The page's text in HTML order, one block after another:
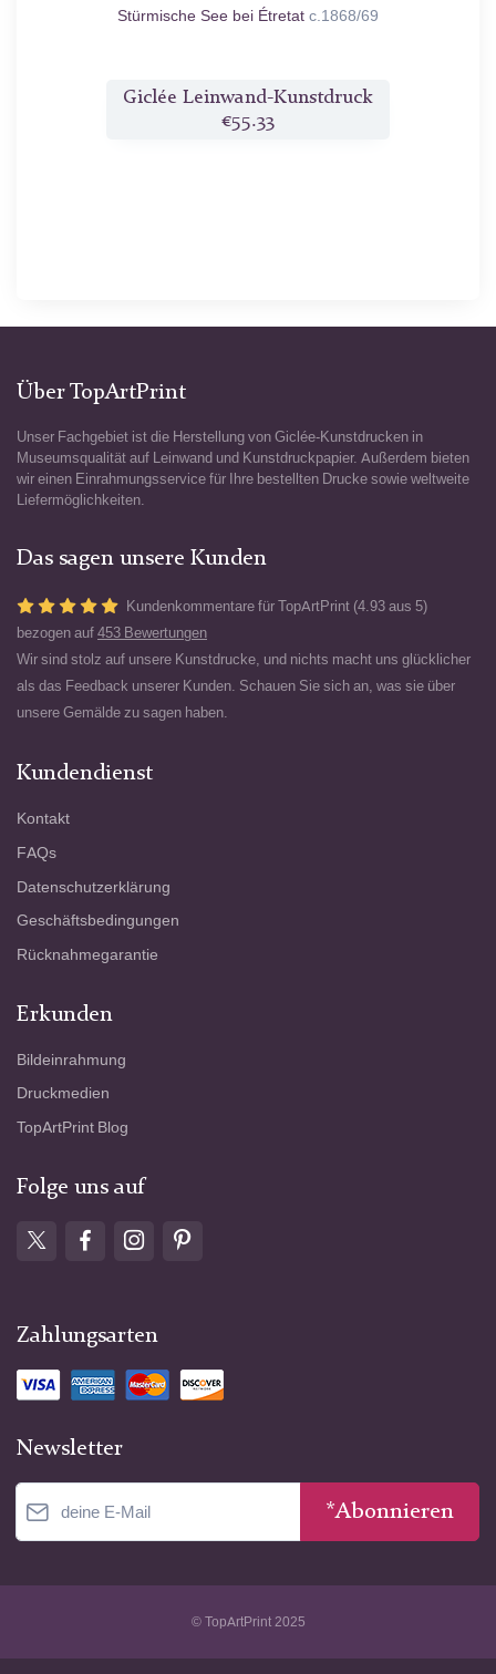
Stürmische See bei Étretat c.1868/69
Giclée Leinwand-Kunstdruck
€55.33
Über TopArtPrint
Unser Fachgebiet ist die Herstellung von Giclée-Kunstdrucken in
Museumsqualität auf Leinwand und Kunstdruckpapier. Außerdem bieten
wir einen Einrahmungsservice für Ihre bestellten Drucke sowie weltweite
Liefermöglichkeiten.
Das sagen unsere Kunden
Kundenkommentare für TopArtPrint (4.93 aus 5)
bezogen auf 453 Bewertungen
Wir sind stolz auf unsere Kunstdrucke, und nichts macht uns glücklicher
als das Feedback unserer Kunden. Schauen Sie sich an, was sie über
unsere Gemälde zu sagen haben.
Kundendienst
Kontakt
FAQs
Datenschutzerklärung
Geschäftsbedingungen
Rücknahmegarantie
Erkunden
Bildeinrahmung
Druckmedien
TopArtPrint Blog
Folge uns auf
Zahlungsarten
Newsletter
*Abonnieren
© TopArtPrint 2025